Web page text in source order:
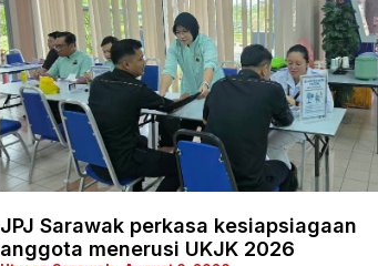
JPJ Sarawak perkasa kesiapsiagaan
anggota menerusi UKJK 2026